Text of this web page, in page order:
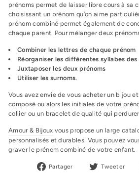
prénoms permet de laisser libre cours à sa
choisissant un prénom qu’on aime
prénom combiné permet également de
chaque parent. Pour mélanger deux
Combiner les lettres de chaque prénom
Réorganiser les différentes syllabes des
Juxtaposer les deux prénoms
Utiliser les surnoms.
Vous avez envie de vous acheter un bijou
composé ou alors les initiales de votre
collier ou un bracelet de qualité qui
Amour & Bijoux vous propose un large
personnalisés et durables. Vous pouvez
graver le prénom combiné de votre enfant.
Partager
PartagerTweeter